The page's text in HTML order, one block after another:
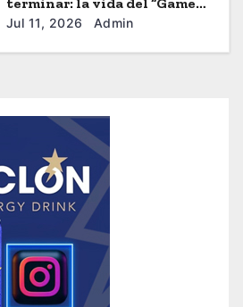
Brayhan Crazzy
Jul 11, 2026 Admin